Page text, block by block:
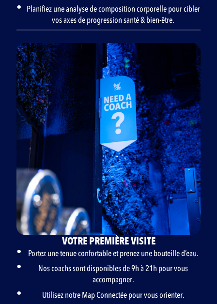
Planifiez une analyse de composition corporelle pour cibler
vos axes de progression santé & bien-être.
VOTRE PREMIÈRE VISITE
Portez une tenue confortable et prenez une bouteille d’eau.
Nos coachs sont disponibles de 9h à 21h pour vous
accompagner.
Utilisez notre Map Connectée pour vous orienter.